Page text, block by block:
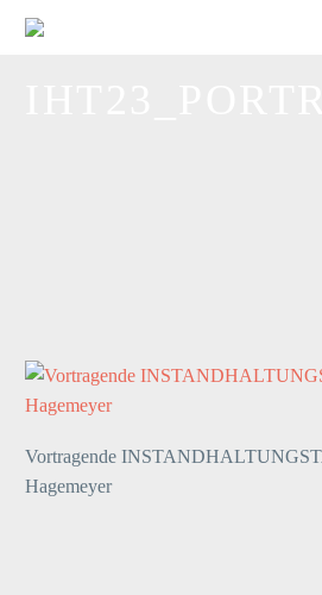
Vortragende
Hagemeyer